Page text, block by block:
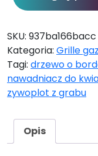
SKU: 937ba166bacc
Kategoria: Grille
Tagi: drzewo o
nawadniacz do
zywoplot z grabu
Opis